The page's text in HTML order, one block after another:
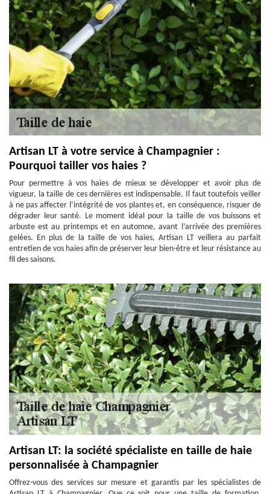
Artisan LT à votre service à Champagnier :
Pourquoi tailler vos haies ?
Pour permettre à vos haies de mieux se développer et avoir plus de
vigueur, la taille de ces dernières est indispensable. Il faut toutefois veiller
à ne pas affecter l’intégrité de vos plantes et, en conséquence, risquer de
dégrader leur santé. Le moment idéal pour la taille de vos buissons et
arbuste est au printemps et en automne, avant l’arrivée des premières
gelées. En plus de la taille de vos haies, Artisan LT veillera au parfait
entretien de vos haies afin de préserver leur bien-être et leur résistance au
fil des saisons.
Artisan LT: la société spécialiste en taille de haie
personnalisée à Champagnier
Offrez-vous des services sur mesure et garantis par les spécialistes de